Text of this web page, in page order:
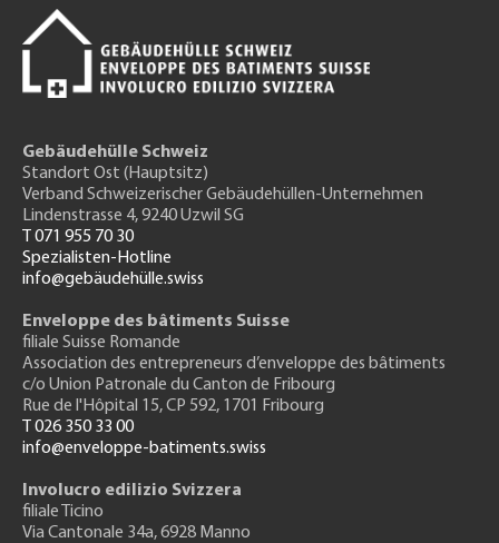
Gebäudehülle Schweiz
Standort Ost (Hauptsitz)
Verband Schweizerischer Gebäudehüllen-Unternehmen
Lindenstrasse 4, 9240 Uzwil SG
T 071 955 70 30
Spezialisten-Hotline
info@gebäudehülle.swiss
Enveloppe des bâtiments Suisse
filiale Suisse Romande
Association des entrepreneurs d’enveloppe des bâtiments
c/o Union Patronale du Canton de Fribourg
Rue de l'Hôpital 15, CP 592, 1701 Fribourg
T 026 350 33 00
info@enveloppe-batiments.swiss
Involucro edilizio Svizzera
filiale Ticino
Via Cantonale 34a, 6928 Manno